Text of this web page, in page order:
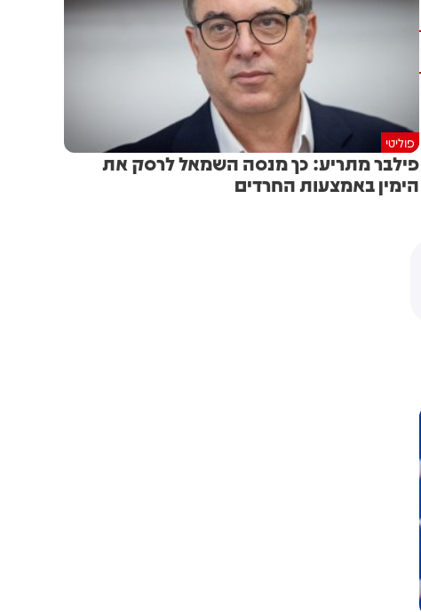
פוליטי
פילבר מתריע: כך מנסה השמאל לרסק את
הימין באמצעות החרדים